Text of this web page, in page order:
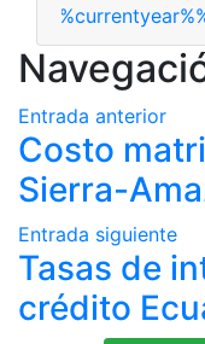
Entrada anterior
Costo
Sierra-
Entrada siguiente
Tasas de
crédito